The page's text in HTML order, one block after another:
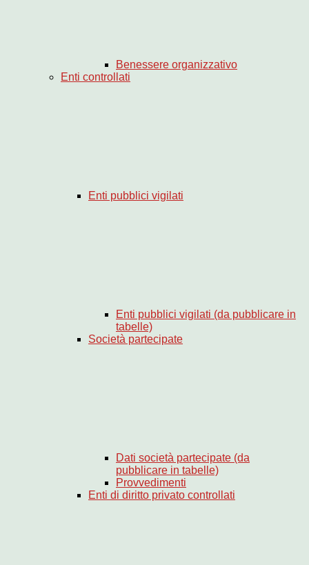
Benessere organizzativo
Enti controllati
Enti pubblici vigilati
Enti pubblici vigilati (da pubblicare in
tabelle)
Società partecipate
Dati società partecipate (da
pubblicare in tabelle)
Provvedimenti
Enti di diritto privato controllati